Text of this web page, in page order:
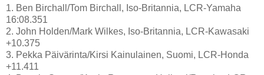
1. Ben Birchall/Tom Birchall, Iso-Britannia, LCR-Yamaha
16:08.351
2. John Holden/Mark Wilkes, Iso-Britannia, LCR-Kawasaki
+10.375
3. Pekka Päivärinta/Kirsi Kainulainen, Suomi, LCR-Honda
+11.411